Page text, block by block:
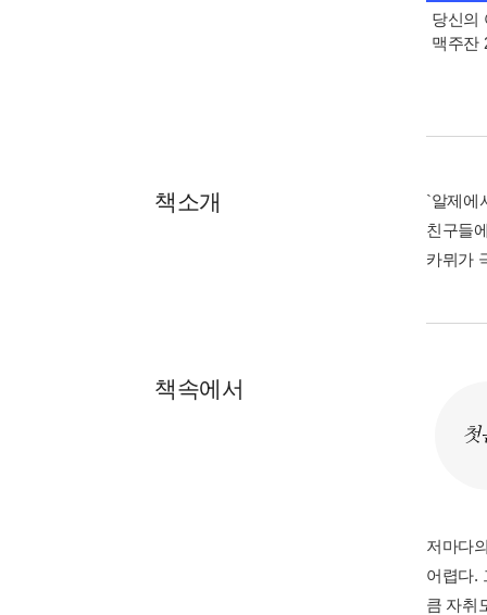
당신의
맥주잔
책소개
`알제에
친구들
카뮈가
책속에서
첫
저마다
어렵다.
큼 자취